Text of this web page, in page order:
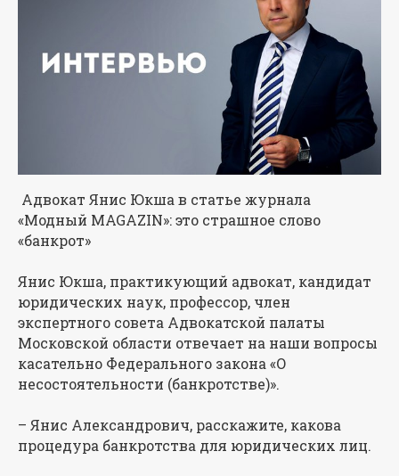
Адвокат Янис Юкша в статье журнала
«Модный MAGAZIN»: это страшное слово
«банкрот»
Янис Юкша, практикующий адвокат, кандидат
юридических наук, профессор, член
экспертного совета Адвокатской палаты
Московской области отвечает на наши вопросы
касательно Федерального закона «О
несостоятельности (банкротстве)».
– Янис Александрович, расскажите, какова
процедура банкротства для юридических лиц.